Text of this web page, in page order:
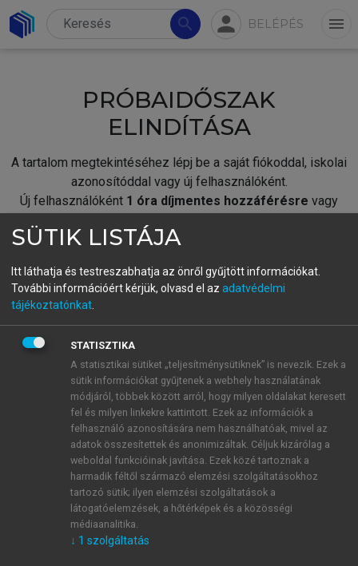
search person BELÉPÉS menu
PRÓBAIDŐSZAK
ELINDÍTÁSA
A tartalom megtekintéséhez lépj be a saját fiókoddal, iskolai
azonosítóddal vagy új felhasználóként.
Új felhasználóként 1 óra díjmentes hozzáférésre vagy
fiókoddal,vagy hozz létre új fiókot.
A regisztráció után apróbaidőszakautomatikusan
BELÉPÉS SAJÁT FIÓKKAL
ÚJ FIÓK LÉTREHOZÁSA
1 óra díjmentes hozzáférés
E-MAIL-CÍM
SÜTIK LISTÁJA
Itt láthatja és testreszabhatja az önről gyűjtött információkat.
További információért kérjük, olvasd el az adatvédelmi
tájékoztatónkat
STATISZTIKA
A statisztikai sütiket „teljesítménysütiknek” is nevezik. Ezek a
sütik információkat gyűjtenek a webhely használatának
módjáról, többek között arról, hogy milyen oldalakat keresett
fel és milyen linkekre kattintott. Ezek az információk a
felhasználó azonosítására nem használhatóak, mivel az
adatok összesítettek és anonimizáltak. Céljuk kizárólag a
weboldal funkcióinak javítása. Ezek közé tartoznak a
harmadik féltől származó elemzési szolgáltatásokhoz
tartozó sütik; ilyen elemzési szolgáltatások a
látogatóelemzések, a hőtérképek és a közösségi
médiaanalitika.
↓ 1 szolgáltatás